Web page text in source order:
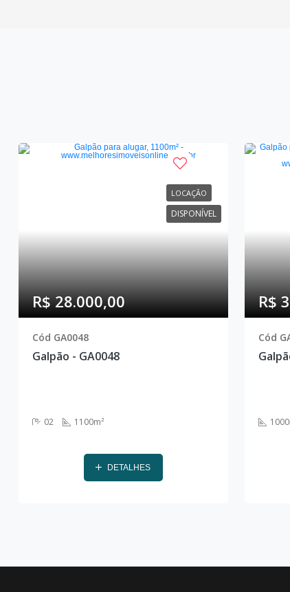
LOCAÇÃO
DISPONÍVEL
R$ 28.000,00
Cód GA0048
Galpão - GA0048
02 1100m²
DETALHES
R$
Cód